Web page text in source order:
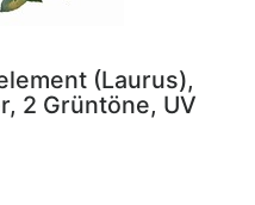
(Laurus),
2 Grüntöne, UV